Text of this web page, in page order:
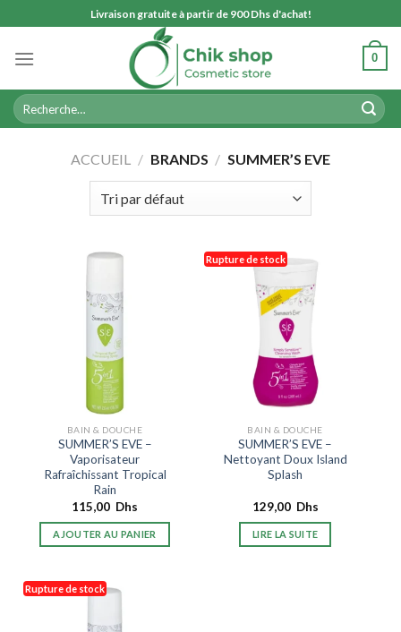
to
content
Livraison gratuite à partir de 900 Dhs d'achat!
0
Recherche
pour :
ACCUEIL / BRANDS / SUMMER’S EVE
BAIN & DOUCHE
SUMMER’S EVE –
Vaporisateur
Rafraîchissant Tropical
Rain
115,00 Dhs
AJOUTER AU PANIER
Rupture de stock
BAIN & DOUCHE
SUMMER’S EVE –
Nettoyant Doux Island
Splash
129,00 Dhs
LIRE LA SUITE
Rupture de stock